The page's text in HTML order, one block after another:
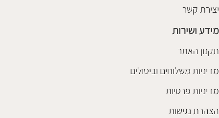
יצירת קשר
מידע ושירות
תקנון האתר
מדיניות משלוחים וביטולים
מדיניות פרטיות
הצהרת נגישות